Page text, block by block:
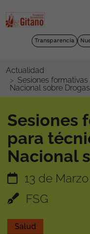
Transparencia
Actualidad
Sesiones
Nacional sobre Drogas
Sesiones
para
Nacional
13 de
FSG
Salud